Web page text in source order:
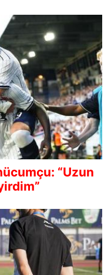
“Uzun